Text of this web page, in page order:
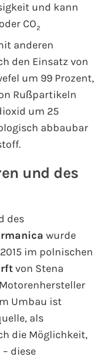
und kann
CO2
anderen
den Einsatz von
um 99 Prozent,
Rußpartikeln
um 25
abbaubar
und des
des
wurde
im polnischen
von Stena
Umbau ist
als
die Möglichkeit,
diese